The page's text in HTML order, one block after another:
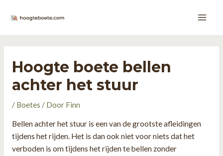
naar
Hoogte boete bellen
achter het stuur
/ Boetes / Door Finn
Bellen achter het stuur is een van de grootste afleidingen
tijdens het rijden. Het is dan ook niet voor niets dat het
verboden is om tijdens het rijden te bellen zonder